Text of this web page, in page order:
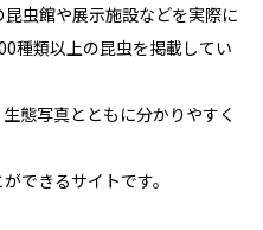
虫館や展示施設などを実際に
種類以上の昆虫を掲載してい
態写真とともに分かりやすく
できるサイトです。